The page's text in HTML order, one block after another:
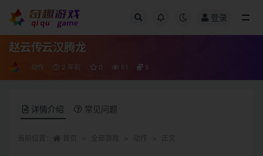
登录
赵云传云汉腾龙
动作 2 年前 0 61 5
详情介绍 常见问题